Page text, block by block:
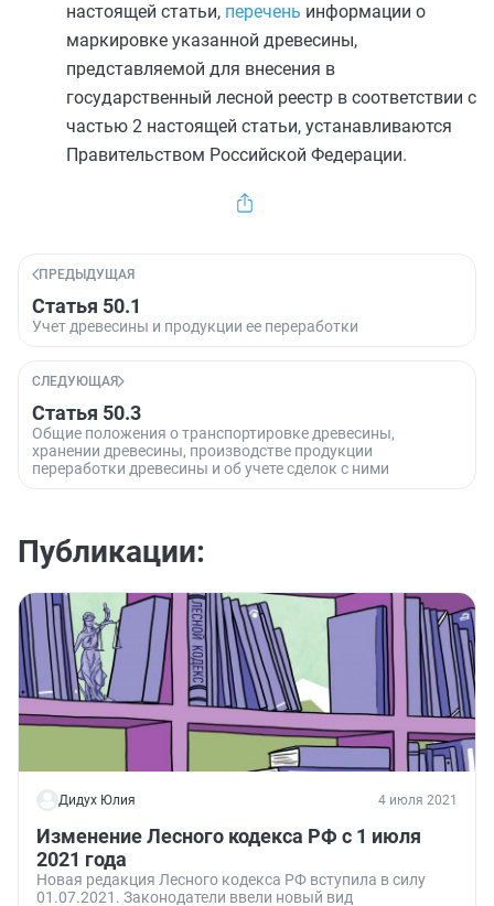
настоящей статьи, перечень информации о
маркировке указанной древесины,
представляемой для внесения в
государственный лесной реестр в соответствии с
частью 2 настоящей статьи, устанавливаются
Правительством Российской Федерации.
ПРЕДЫДУЩАЯ
Статья 50.1
Учет древесины и продукции ее переработки
СЛЕДУЮЩАЯ
Статья 50.3
Общие положения о транспортировке древесины,
хранении древесины, производстве продукции
переработки древесины и об учете сделок с ними
Публикации:
Дидух Юлия 4 июля 2021
Изменение Лесного кодекса РФ с 1 июля
2021 года
Новая редакция Лесного кодекса РФ вступила в силу
01.07.2021. Законодатели ввели новый вид